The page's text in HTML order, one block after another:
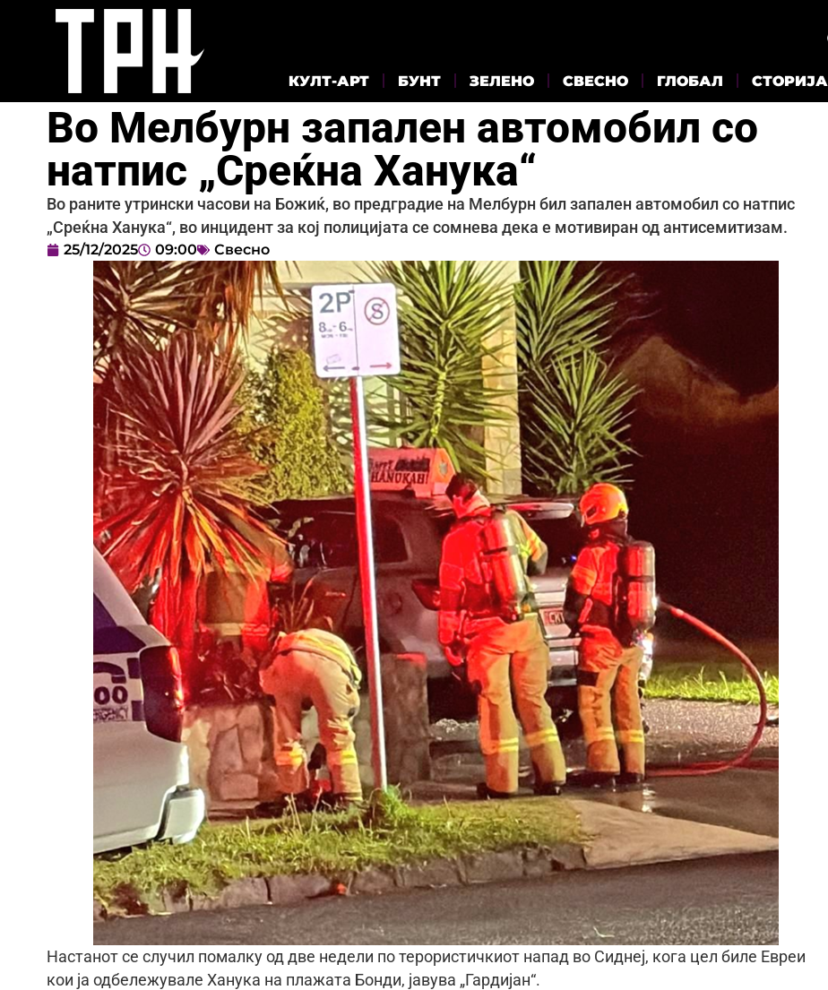
КУЛТ-АРТ БУНТ ЗЕЛЕНО СВЕСНО ГЛОБАЛ СТОРИЈА
Во Мелбурн запален автомобил со
натпис „Среќна Ханука“
Во раните утрински часови на Божиќ, во предградие на Мелбурн бил запален автомобил со натпис
„Среќна Ханука“, во инцидент за кој полицијата се сомнева дека е мотивиран од антисемитизам.
25/12/2025 09:00 Свесно
Настанот се случил помалку од две недели по терористичкиот напад во Сиднеј, кога цел биле Евреи
кои ја одбележувале Ханука на плажата Бонди, јавува „Гардијан“.